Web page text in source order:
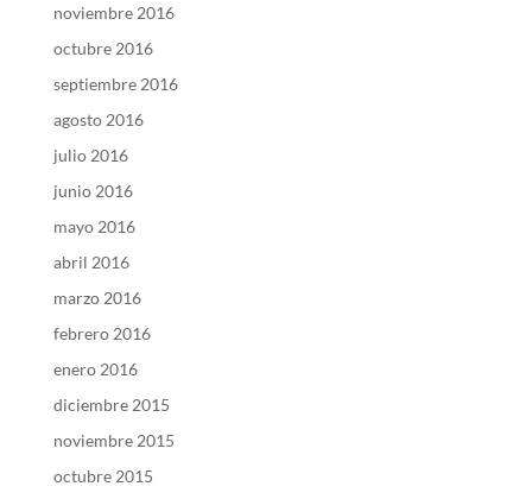
noviembre 2016
octubre 2016
septiembre 2016
agosto 2016
julio 2016
junio 2016
mayo 2016
abril 2016
marzo 2016
febrero 2016
enero 2016
diciembre 2015
noviembre 2015
octubre 2015